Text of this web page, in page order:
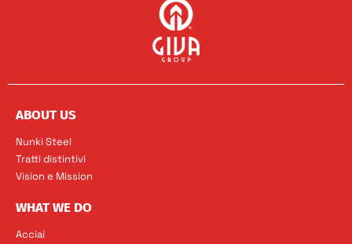
ABOUT US
Nunki Steel
Tratti distintivi
Vision e Mission
WHAT WE DO
Acciai